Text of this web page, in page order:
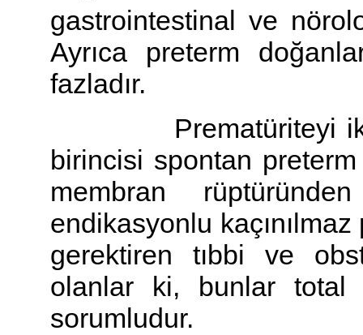
gastrointestinal ve
Ayrıca preterm
fazladır.
Prematüriteyi iki
birincisi spontan
membran
endikasyonlu
gerektiren tıbbi ve
olanlar ki, bunlar total
sorumludur.